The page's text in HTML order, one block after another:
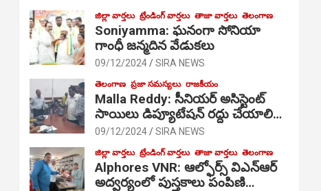
జిల్లా వార్తలు ట్రేండింగ్ వార్తలు తాజా వార్తలు తెలంగాణ
Soniyamma: ఘ‌నంగా సోనియా
గాంధీ జ‌న్మ‌దిన వేడుక‌లు
09/12/2024 SIRA NEWS
తెలంగాణ ప్రజా సమస్యలు రాజకీయం
Malla Reddy: సీనియర్ అసిస్టెంట్
సాయిలు డిప్యూటేషన్ రద్దు చేయాలి…
09/12/2024 SIRA NEWS
జిల్లా వార్తలు ట్రేండింగ్ వార్తలు తాజా వార్తలు తెలంగాణ
Alphores VNR: ఆల్ఫోర్స్ విఎన్ఆర్
అద్వర్యంలో పుస్తకాలు పంపిణి…